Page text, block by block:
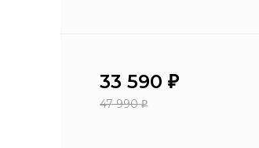
33 590₽
47 990₽